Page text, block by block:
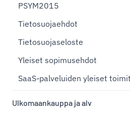
PSYM2015
Tietosuojaehdot
Tietosuojaseloste
Yleiset sopimusehdot
SaaS-palveluiden yleiset
Ulkomaankauppa ja alv